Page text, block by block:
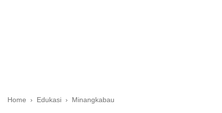
Home › Edukasi › Minangkabau